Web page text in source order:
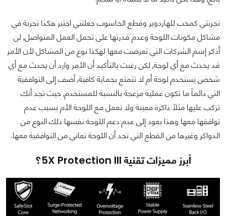
تجربتي كمحب للهاردوير وقطع الحاسوب جعلتني اختبر هكذا تجربة في
مشاكل مكونات اللوحة وعدم قدرتها على تحمل العمل المتواصل, لن
أذكر إسم الشركات التي تعرضت معها لهكذا نوع من المشاكل لأن الأمر
قد يحدث مع أي لوحة, لكن رغبت بالتأكيد أن الأمر وارد أن يحدث مع أي
شخص يستخدم لوحة أم لا تتمتع بحماية كافية, أضف إلى التوافقية
التي دائماً ما تكون عملية مزعجة بالنسبة للمستخدم, حيث تجد أنك
تركب عليها مثلاً ذاكرة معينة ولا تعمل مع اللوحة الأم بسبب عدم
توافقها معها وهذا يعود إلى عدم دعم اللوحة نفسها ذلك النوع من
الذواكر وغيرها من القطع التي تجد أن اللوحة تعاني من التوافقية معها.
أبرز مميزات تقنية 5X Protection III؟